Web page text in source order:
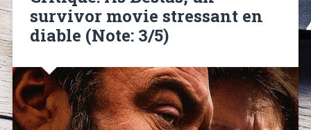
survivor movie stressant en
diable (Note: 3/5)